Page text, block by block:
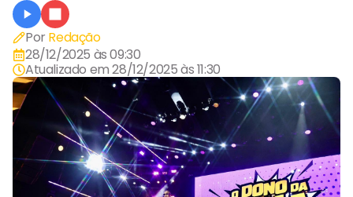
Por Redação
28/12/2025 às 09:30
Atualizado em28/12/2025 às 11:30